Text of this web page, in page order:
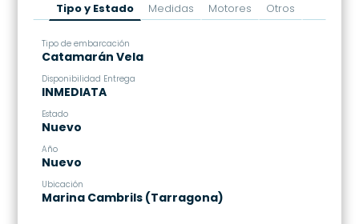
Tipo y Estado Medidas Motores Otros
Tipo de embarcación
Catamarán Vela
Disponibilidad Entrega
INMEDIATA
Estado
Nuevo
Año
Nuevo
Ubicación
Marina Cambrils (Tarragona)